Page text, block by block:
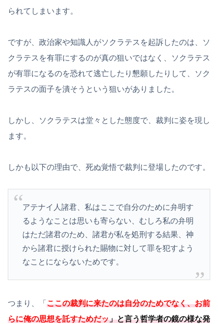
られてしまいます。
ですが、政治家や知識人がソクラテスを起訴したのは、ソ
クラテスを有罪にするのが真の狙いではなく、ソクラテス
が有罪になるのを恐れて逃亡したり懇願したりして、ソク
ラテスの面子を潰そうという狙いがありました。
しかし、ソクラテスは堂々とした態度で、裁判に姿を現し
ます。
しかも以下の理由で、死ぬ覚悟で裁判に登場したのです。
アテナイ人諸君、私はここで自分のために弁明す
るようなことは思いも寄らない、むしろ私の弁明
はただ諸君のため、諸君が私を処刑する結果、神
から諸君に授けられた賜物に対して罪を犯すよう
なことにならないためです。
つまり、「 ここの裁判に来たのは自分のためでなく、お前
らに俺の思想を託すためだッ」と言う哲学者の鏡の様な発